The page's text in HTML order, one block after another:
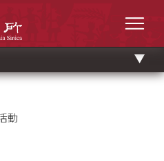
動